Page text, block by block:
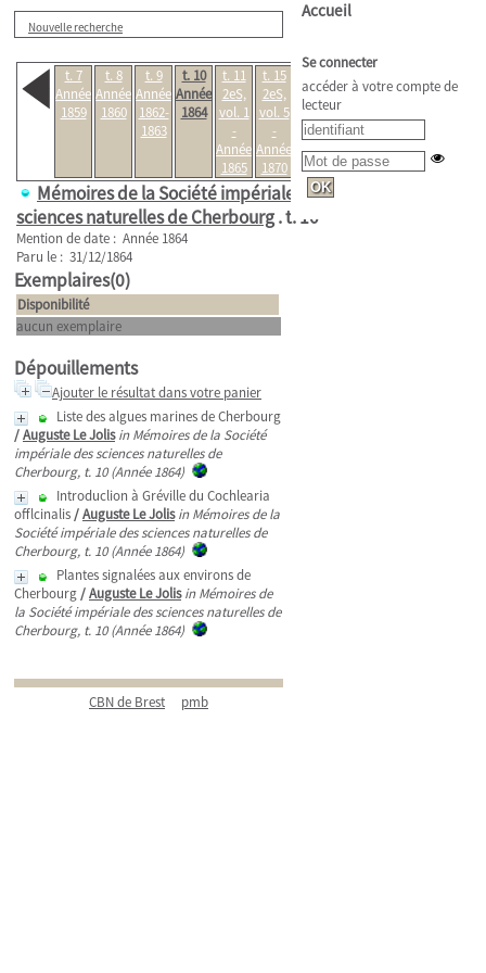
Nouvelle recherche
t. 7
Année
1859
t. 8
Année
1860
t. 9
Année
1862-
1863
t. 10
Année
1864
t. 11
2eS,
vol. 1
-
Année
1865
t. 15
2eS,
vol. 5
-
Année
1870
Mémoires de la Société impériale des
sciences naturelles de Cherbourg.t. 10
Mention de date : Année 1864
Paru le : 31/12/1864
Exemplaires(0)
Disponibilité
aucun exemplaire
Dépouillements
Ajouter le résultat dans votre panier
Liste des algues marines de Cherbourg
/Auguste Le Jolis in Mémoires de la Société
impériale des sciences naturelles de
Cherbourg, t. 10 (Année 1864)
Introduclion à Gréville du Cochlearia
offlcinalis/Auguste Le Jolis in Mémoires de la
Société impériale des sciences naturelles de
Cherbourg, t. 10 (Année 1864)
Plantes signalées aux environs de
Cherbourg/Auguste Le Jolis in Mémoires de
la Société impériale des sciences naturelles de
Cherbourg, t. 10 (Année 1864)
CBN de Brest pmb
Accueil
Se connecter
accéder à votre compte de
lecteur